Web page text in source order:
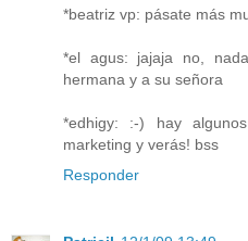
*beatriz vp: pásate más
*el agus: jajaja no,
hermana y a su señora
*edhigy: :-) hay
marketing y verás! bss
Responder